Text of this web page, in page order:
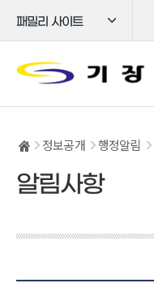
패밀리 사이트
정보공개 행정알림
알림사항